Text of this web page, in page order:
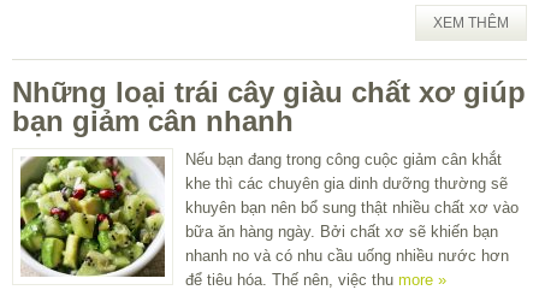
XEM THÊM
Những loại trái cây giàu chất xơ giúp
bạn giảm cân nhanh
Nếu bạn đang trong công cuộc giảm cân khắt
khe thì các chuyên gia dinh dưỡng thường sẽ
khuyên bạn nên bổ sung thật nhiều chất xơ vào
bữa ăn hàng ngày. Bởi chất xơ sẽ khiến bạn
nhanh no và có nhu cầu uống nhiều nước hơn
để tiêu hóa. Thế nên, việc thu more »